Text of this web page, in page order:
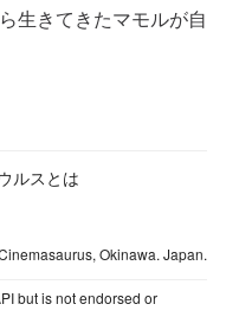
生きてきたマモルが自
ルスとは
Okinawa. Japan.
but is not endorsed or